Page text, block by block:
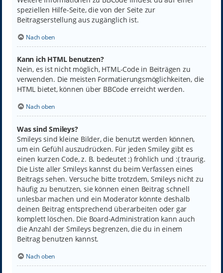
speziellen Hilfe-Seite, die von der Seite zur
Beitragserstellung aus zugänglich ist.
Nach oben
Kann ich HTML benutzen?
Nein, es ist nicht möglich, HTML-Code in Beiträgen zu
verwenden. Die meisten Formatierungsmöglichkeiten, die
HTML bietet, können über BBCode erreicht werden.
Nach oben
Was sind Smileys?
Smileys sind kleine Bilder, die benutzt werden können,
um ein Gefühl auszudrücken. Für jeden Smiley gibt es
einen kurzen Code, z. B. bedeutet :) fröhlich und :( traurig.
Die Liste aller Smileys kannst du beim Verfassen eines
Beitrags sehen. Versuche bitte trotzdem, Smileys nicht zu
häufig zu benutzen, sie können einen Beitrag schnell
unlesbar machen und ein Moderator könnte deshalb
deinen Beitrag entsprechend überarbeiten oder gar
komplett löschen. Die Board-Administration kann auch
die Anzahl der Smileys begrenzen, die du in einem
Beitrag benutzen kannst.
Nach oben